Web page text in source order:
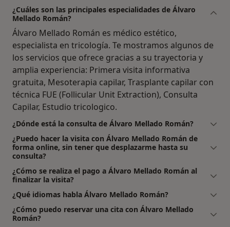
¿Cuáles son las principales especialidades de Álvaro
Mellado Román?
Álvaro Mellado Román es médico estético,
especialista en tricología. Te mostramos algunos de
los servicios que ofrece gracias a su trayectoria y
amplia experiencia: Primera visita informativa
gratuita, Mesoterapia capilar, Trasplante capilar con
técnica FUE (Follicular Unit Extraction), Consulta
Capilar, Estudio tricologico.
¿Dónde está la consulta de Álvaro Mellado Román?
¿Puedo hacer la visita con Álvaro Mellado Román de
forma online, sin tener que desplazarme hasta su
consulta?
¿Cómo se realiza el pago a Álvaro Mellado Román al
finalizar la visita?
¿Qué idiomas habla Álvaro Mellado Román?
¿Cómo puedo reservar una cita con Álvaro Mellado
Román?